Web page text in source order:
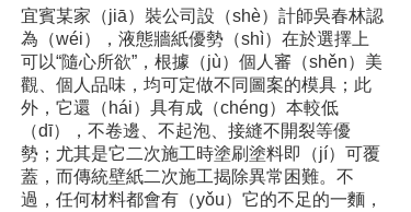
宜賓某家（jiā）裝公司設（shè）計師吳春林認
為（wéi），液態牆紙優勢（shì）在於選擇上
可以“隨心所欲”，根據（jù）個人審（shěn）美
觀、個人品味，均可定做不同圖案的模具；此
外，它還（hái）具有成（chéng）本較低
（dī），不卷邊、不起泡、接縫不開裂等優
勢；尤其是它二次施工時塗刷塗料即（jí）可覆
蓋，而傳統壁紙二次施工揭除異常困難。不
過，任何材料都會有（yǒu）它的不足的一麵，